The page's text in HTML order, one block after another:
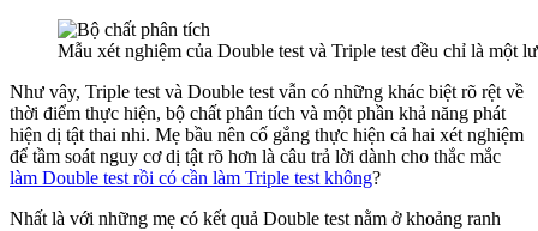
Mẫu xét nghiệm của Double test và Triple test đều chỉ là một
Như vây, Triple test và Double test vẫn có những khác biệt rõ rệt về
thời điểm thực hiện, bộ chất phân tích và một phần khả năng phát
hiện dị tật thai nhi. Mẹ bầu nên cố gắng thực hiện cả hai xét nghiệm
để tầm soát nguy cơ dị tật rõ hơn là câu trả lời dành cho thắc mắc
làm Double test rồi có cần làm Triple test không?
Nhất là với những mẹ có kết quả Double test nằm ở khoảng ranh